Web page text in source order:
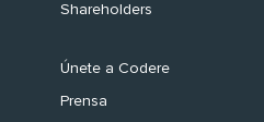
Shareholders
Únete a Codere
Prensa